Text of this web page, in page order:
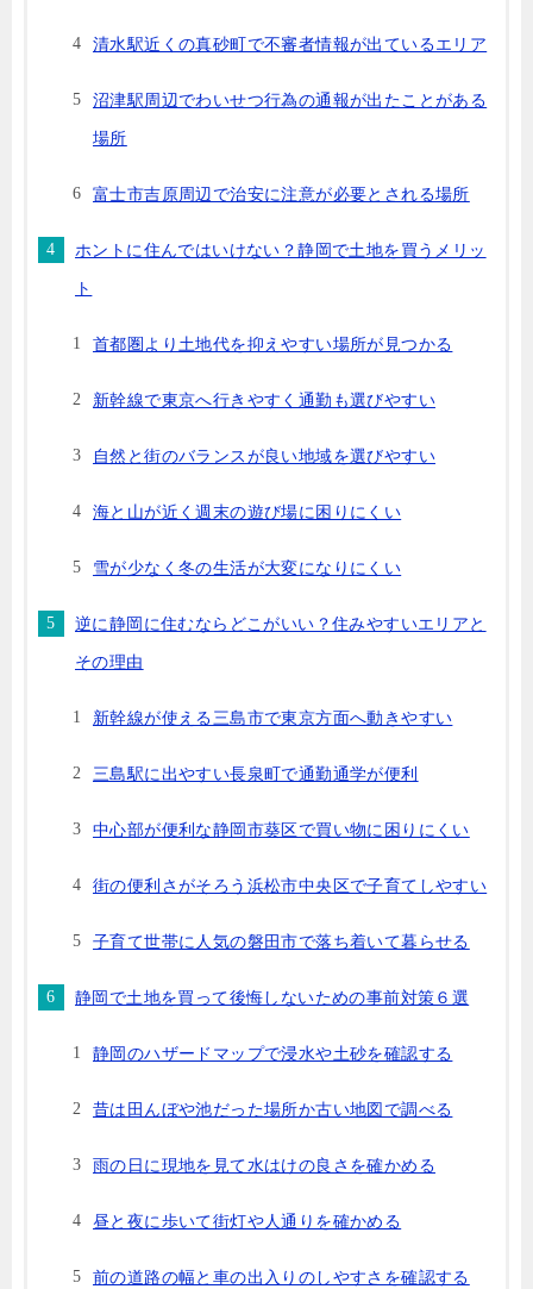
清水駅近くの真砂町で不審者情報が出ているエリア
沼津駅周辺でわいせつ行為の通報が出たことがある
場所
富士市吉原周辺で治安に注意が必要とされる場所
ホントに住んではいけない？静岡で土地を買うメリッ
ト
首都圏より土地代を抑えやすい場所が見つかる
新幹線で東京へ行きやすく通勤も選びやすい
自然と街のバランスが良い地域を選びやすい
海と山が近く週末の遊び場に困りにくい
雪が少なく冬の生活が大変になりにくい
逆に静岡に住むならどこがいい？住みやすいエリアと
その理由
新幹線が使える三島市で東京方面へ動きやすい
三島駅に出やすい長泉町で通勤通学が便利
中心部が便利な静岡市葵区で買い物に困りにくい
街の便利さがそろう浜松市中央区で子育てしやすい
子育て世帯に人気の磐田市で落ち着いて暮らせる
静岡で土地を買って後悔しないための事前対策６選
静岡のハザードマップで浸水や土砂を確認する
昔は田んぼや池だった場所か古い地図で調べる
雨の日に現地を見て水はけの良さを確かめる
昼と夜に歩いて街灯や人通りを確かめる
前の道路の幅と車の出入りのしやすさを確認する